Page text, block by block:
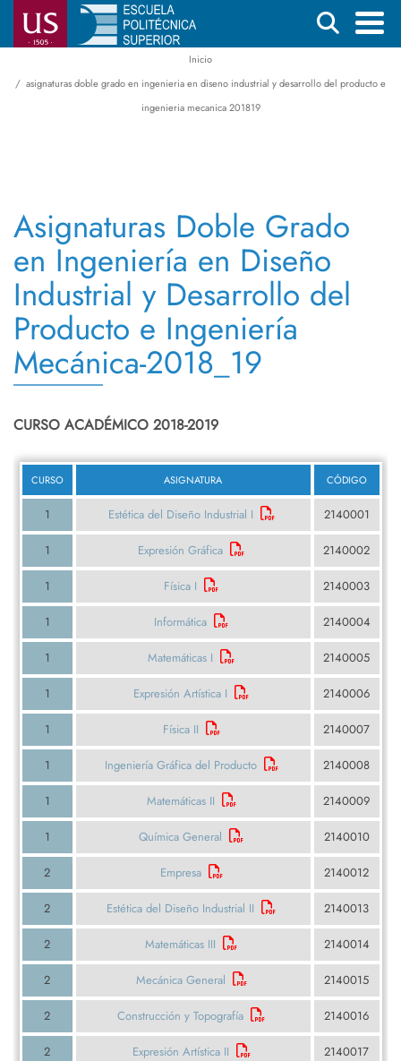
Pasar
principal
Buscar
principal
de
Inicio
asignaturas doble grado en ingenieria en diseno industrial y desarrollo del producto e
ingenieria mecanica 201819
Asignaturas Doble Grado
en Ingeniería en Diseño
Industrial y Desarrollo del
Producto e Ingeniería
Mecánica-2018_19
CURSO ACADÉMICO 2018-2019
CURSO ASIGNATURA CÓDIGO
1 Estética del Diseño Industrial I 2140001
1 Expresión Gráfica 2140002
1 Física I 2140003
1 Informática 2140004
1 Matemáticas I 2140005
1 Expresión Artística I 2140006
1 Física II 2140007
1 Ingeniería Gráfica del Producto 2140008
1 Matemáticas II 2140009
1 Química General 2140010
2 Empresa 2140012
2 Estética del Diseño Industrial II 2140013
2 Matemáticas III 2140014
2 Mecánica General 2140015
2 Construcción y Topografía 2140016
2 Expresión Artística II 2140017